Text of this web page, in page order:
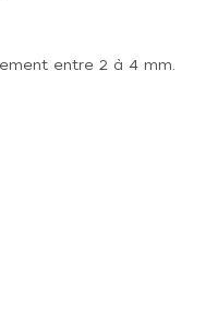
entre 2 à 4 mm.